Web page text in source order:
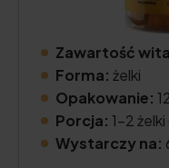
Zawartość
Forma: żelki
Opakowanie:
Porcja: 1-2
Wystarczy na: